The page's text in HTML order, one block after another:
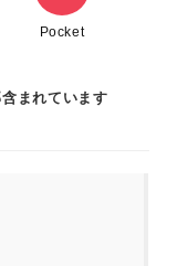
Pocket
まれています